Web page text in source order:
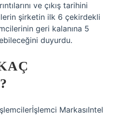
ve çıkış tarihini
şirketin ilk 6 çekirdekli
geri kalanına 5
duyurdu.
MarkasıIntel